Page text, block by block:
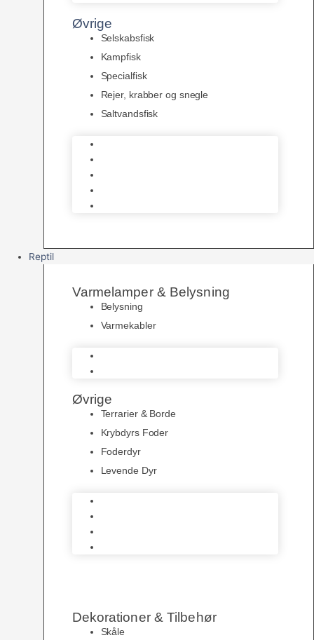
Øvrige
Selskabsfisk
Kampfisk
Specialfisk
Rejer, krabber og snegle
Saltvandsfisk
Reptil
Varmelamper & Belysning
Belysning
Varmekabler
Øvrige
Terrarier & Borde
Krybdyrs Foder
Foderdyr
Levende Dyr
Dekorationer & Tilbehør
Skåle